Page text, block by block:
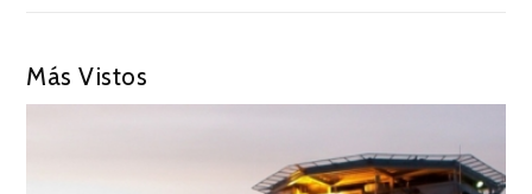
Más Vistos